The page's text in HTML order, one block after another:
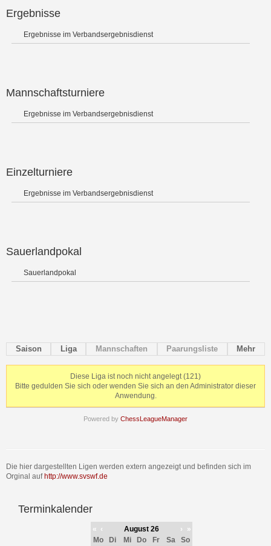
Ergebnisse
Ergebnisse im Verbandsergebnisdienst
Mannschaftsturniere
Ergebnisse im Verbandsergebnisdienst
Einzelturniere
Ergebnisse im Verbandsergebnisdienst
Sauerlandpokal
Sauerlandpokal
Saison Liga Mannschaften Paarungsliste Mehr
Diese Liga ist noch nicht angelegt (121)
Bitte gedulden Sie sich oder wenden Sie sich an den Administrator dieser
Anwendung.
Powered by ChessLeagueManager
Die hier dargestellten Ligen werden extern angezeigt und befinden sich im
Orginal auf http://www.svswf.de
Terminkalender
« ‹ August 26 ›
»
Mo
Di Mi Do Fr Sa
So